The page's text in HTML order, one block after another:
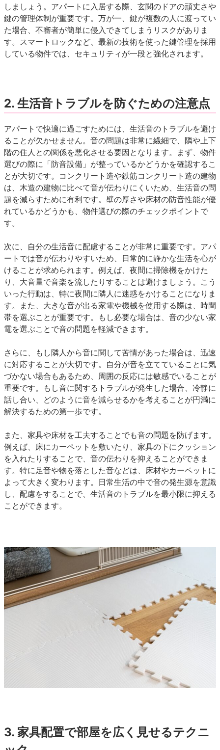
しましょう。アパートに入居する際、玄関のドアの頑丈さや
鍵の管理体制が重要です。万が一、鍵が複数の人に渡ってい
た場合、不審者が簡単に侵入できてしまうリスクがありま
す。スマートロックなど、最新の技術を使った鍵管理を採用
している物件では、セキュリティが一段と強化されます。
2. 生活音トラブルを防ぐための注意点
アパートで快適に過ごすためには、生活音のトラブルを避け
ることが欠かせません。音の問題は非常に繊細で、隣や上下
階の住人との関係を悪化させる要因となります。まず、物件
選びの際に「防音設備」が整っているかどうかを確認するこ
とが大切です。コンクリート造や鉄筋コンクリート造の建物
は、木造の建物に比べて音が伝わりにくいため、生活音の問
題を減らすために有利です。壁の厚さや床材の防音性能が優
れているかどうかも、物件選びの際のチェックポイントで
す。
次に、自分の生活音に配慮することが非常に重要です。アパ
ートでは音が伝わりやすいため、日常的に静かな生活を心が
けることが求められます。例えば、夜間に掃除機をかけた
り、大音量で音楽を流したりすることは避けましょう。こう
いった行動は、特に夜間に隣人に迷惑をかけることになりま
す。また、大きな音が出る家電や機械を使用する際は、時間
帯を選ぶことが重要です。もし必要な場合は、音の少ない家
電を選ぶことで音の問題を軽減できます。
さらに、もし隣人から音に関して苦情があった場合は、迅速
に対応することが大切です。自分が音を立てていることに気
づかない場合もあるため、周囲の反応には敏感でいることが
重要です。もし音に関するトラブルが発生した場合、冷静に
話し合い、どのように音を減らせるかを考えることが円満に
解決するための第一歩です。
また、家具や床材を工夫することでも音の問題を防げます。
例えば、床にカーペットを敷いたり、家具の下にクッション
を入れたりすることで、音の伝わりを抑えることができま
す。特に足音や物を落とした音などは、床材やカーペットに
よって大きく変わります。日常生活の中で音の発生源を意識
し、配慮をすることで、生活音のトラブルを最小限に抑える
ことができます。
3. 家具配置で部屋を広く見せるテクニ